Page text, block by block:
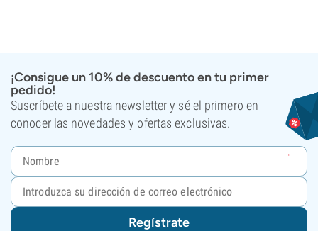
¡Consigue un 10% de descuento en tu primer
pedido!
Suscríbete a nuestra newsletter y sé el primero en
conocer las novedades y ofertas exclusivas.
Regístrate